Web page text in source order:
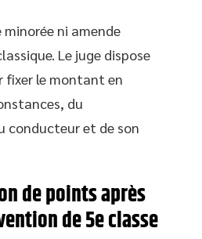
minorée ni amende
Le juge dispose
fixer le montant en
du
conducteur et de son
de points après
de 5e classe